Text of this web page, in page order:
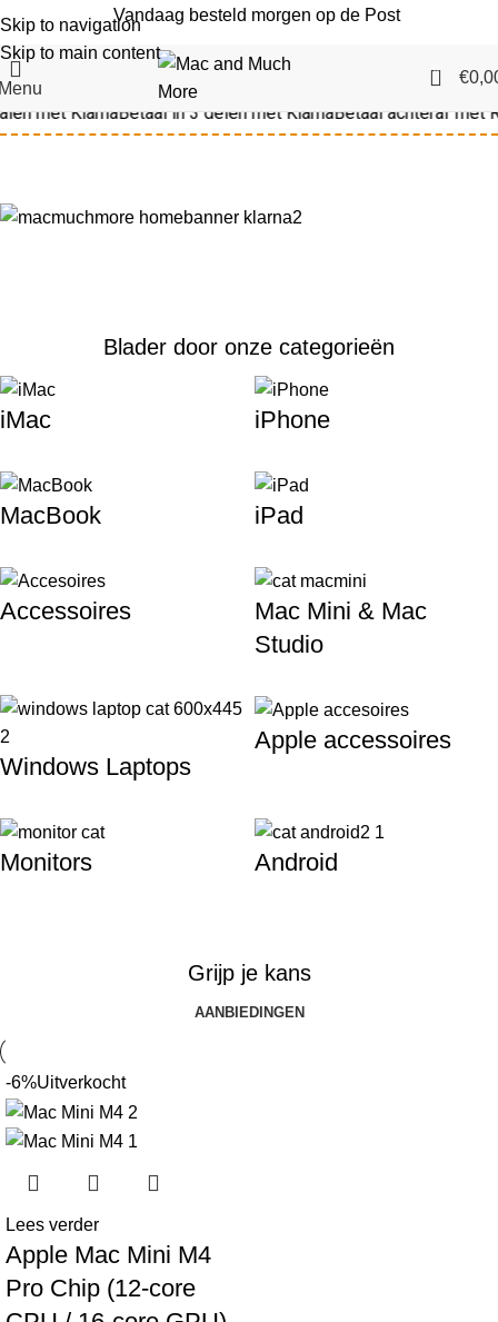
Skip to navigation
Skip to main content
Vandaag besteld morgen op de Post
0 €
met KlarnaBetaal in 3 delen met KlarnaBetaal achteraf met
Blader door onze categorieën
iMac iPhone
MacBook iPad
Accessoires
Mac Mini & Mac
Studio
Windows Laptops
Apple accessoires
Monitors Android
Grijp je kans
AANBIEDINGEN
-6%Uitverkocht
Lees verder
Apple Mac Mini M4
Pro Chip (12-core